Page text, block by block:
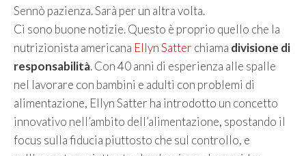
Sennò pazienza. Sarà per un altra volta.
Ci sono buone notizie. Questo è proprio quello che la
nutrizionista americana Ellyn Satter chiama divisione di
responsabilità. Con 40 anni di esperienza alle spalle
nel lavorare con bambini e adulti con problemi di
alimentazione, Ellyn Satter ha introdotto un concetto
innovativo nell’ambito dell’alimentazione, spostando il
focus sulla fiducia piuttosto che sul controllo, e